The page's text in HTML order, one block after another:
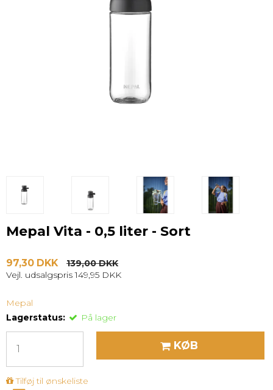
Mepal Vita - 0,5 liter - Sort
97,30 DKK
139,00 DKK
Vejl. udsalgspris 149,95 DKK
Mepal
Lagerstatus:
På lager
KØB
Tilføj til ønskeliste